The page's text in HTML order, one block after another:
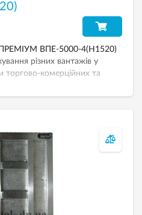
ВПЕ-5000-4(H1520)
різних вантажів у
комерційних та
Дискретність — 2000 г.